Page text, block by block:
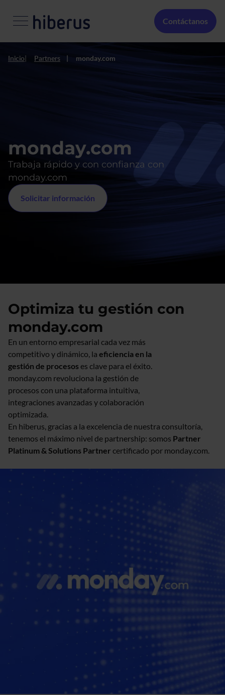
Menú Secundario
Contáctanos
Inicio Partners monday.com
monday.com
Trabaja rápido y con confianza con
monday.com
Solicitar información
Optimiza tu gestión con
monday.com
En un entorno empresarial cada vez más
competitivo y dinámico, la eficiencia en la
gestión de procesos es clave para el éxito.
monday.com revoluciona la gestión de
procesos con una plataforma intuitiva,
integraciones avanzadas y colaboración
optimizada.
En hiberus, gracias a la excelencia de nuestra consultoría,
tenemos el máximo nivel de partnership: somos Partner
Platinum & Solutions Partner certificado por monday.com.